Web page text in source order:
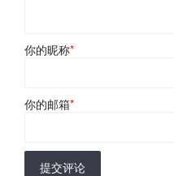
你的昵称*
你的邮箱*
提交评论